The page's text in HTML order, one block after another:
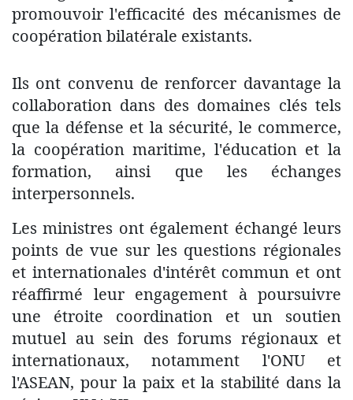
promouvoir l'efficacité des mécanismes de
coopération bilatérale existants.
Ils ont convenu de renforcer davantage la
collaboration dans des domaines clés tels
que la défense et la sécurité, le commerce,
la coopération maritime, l'éducation et la
formation, ainsi que les échanges
interpersonnels.
Les ministres ont également échangé leurs
points de vue sur les questions régionales
et internationales d'intérêt commun et ont
réaffirmé leur engagement à poursuivre
une étroite coordination et un soutien
mutuel au sein des forums régionaux et
internationaux, notamment l'ONU et
l'ASEAN, pour la paix et la stabilité dans la